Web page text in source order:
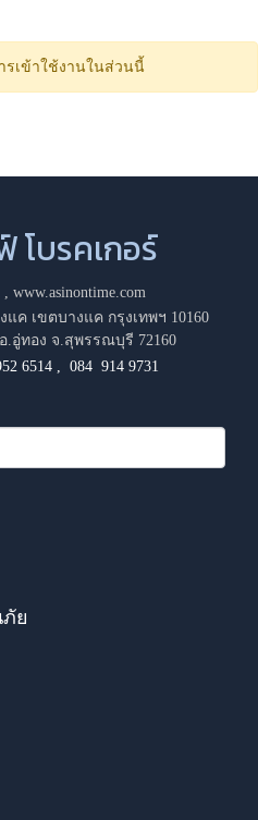
เข้าใช้งานในส่วนนี้
โบรคเกอร์
, www.asinontime.com
ค เขตบางแค กรุงเทพฯ 10160
.อู่ทอง จ.สุพรรณบุรี 72160
6514 ,084 914 9731
ย